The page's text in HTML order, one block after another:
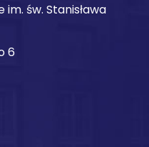
im. św. Stanisława
6